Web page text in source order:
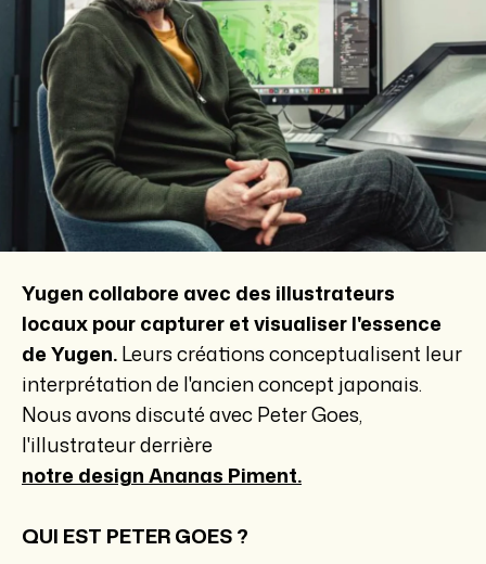
Yugen collabore avec des illustrateurs
locaux pour capturer et visualiser l'essence
de Yugen.Leurs créations conceptualisent leur
interprétation de l'ancien concept japonais.
Nous avons discuté avec Peter Goes,
l'illustrateur derrière
notre design Ananas Piment.
QUI EST PETER GOES ?